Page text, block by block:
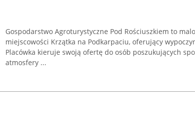
Gospodarstwo Agroturystyczne Pod Rościuszkiem to
miejscowości Krzątka na Podkarpaciu, oferujący
Placówka kieruje swoją ofertę do osób poszukujących
atmosfery ...